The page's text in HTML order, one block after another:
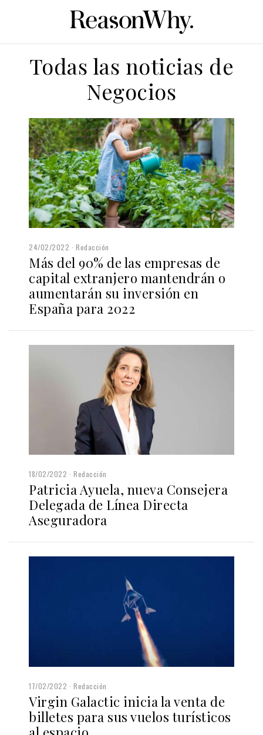
Todas las noticias de
Negocios
24/02/2022 Redacción
Más del 90% de las empresas de
capital extranjero mantendrán o
aumentarán su inversión en
España para 2022
18/02/2022 Redacción
Patricia Ayuela, nueva Consejera
Delegada de Línea Directa
Aseguradora
17/02/2022 Redacción
Virgin Galactic inicia la venta de
billetes para sus vuelos turísticos